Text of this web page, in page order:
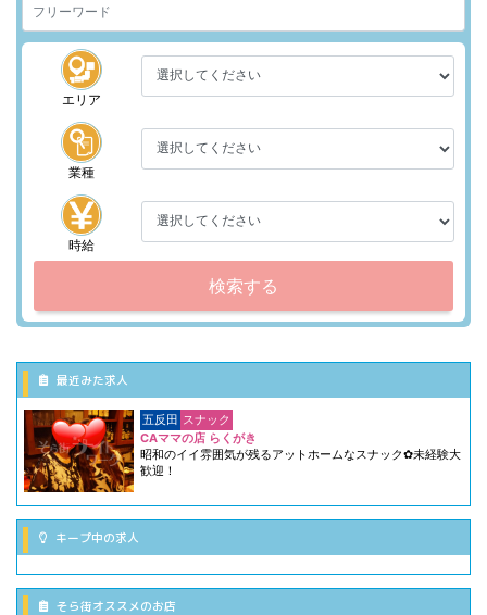
エリア
業種
時給
検索する
最近みた求人
五反田 スナック
CAママの店 らくがき
昭和のイイ雰囲気が残るアットホームなスナック✿未経験大
歓迎！
キープ中の求人
そら街オススメのお店